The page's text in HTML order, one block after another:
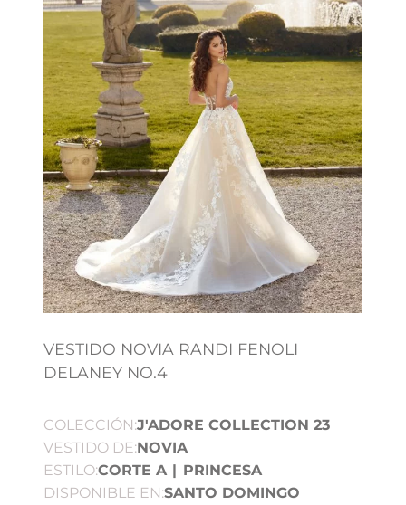
VESTIDO NOVIA RANDI FENOLI
DELANEY NO.4
COLECCIÓN:J'ADORE COLLECTION 23
VESTIDO DE:NOVIA
ESTILO:CORTE A | PRINCESA
DISPONIBLE EN:SANTO DOMINGO